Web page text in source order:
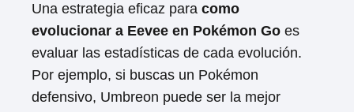
Una estrategia eficaz para como
evolucionar a Eevee en Pokémon Go es
evaluar las estadísticas de cada evolución.
Por ejemplo, si buscas un Pokémon
defensivo, Umbreon puede ser la mejor